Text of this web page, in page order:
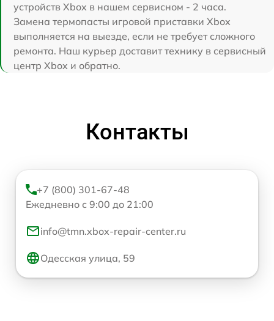
устройств Xbox в нашем сервисном - 2 часа.
Замена термопасты игровой приставки Xbox
выполняется на выезде, если не требует сложного
ремонта. Наш курьер доставит технику в сервисный
центр Xbox и обратно.
Контакты
+7 (800) 301-67-48
Ежедневно с 9:00 до 21:00
info@tmn.xbox-repair-center.ru
Одесская улица, 59